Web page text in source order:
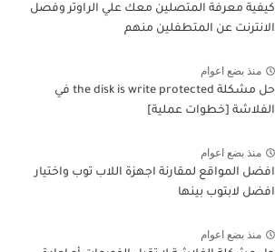
كيفية معرفة المتصلين معك علي الراوتر وفصل
الانترنت عن المتطفلين منهم
منذ بضع اعوام
حل مشكلة the disk is write protected في
الفلاشة [خطوات عملية]
منذ بضع اعوام
افضل المواقع لمقارنة اجهزة اللاب توب واختيار
افضل لابتوب بينها
منذ بضع اعوام